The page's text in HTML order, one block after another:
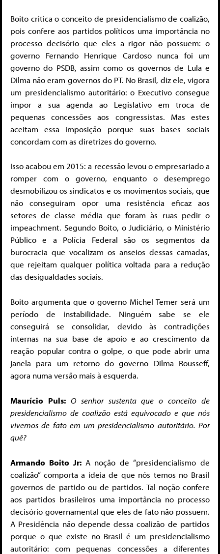
Boito critica o conceito de presidencialismo de coalizão,
pois confere aos partidos políticos uma importância no
processo decisório que eles a rigor não possuem: o
governo Fernando Henrique Cardoso nunca foi um
governo do PSDB, assim como os governos de Lula e
Dilma não eram governos do PT. No Brasil, diz ele, vigora
um presidencialismo autoritário: o Executivo consegue
impor a sua agenda ao Legislativo em troca de
pequenas concessões aos congressistas. Mas estes
aceitam essa imposição porque suas bases sociais
concordam com as diretrizes do governo.
Isso acabou em 2015: a recessão levou o empresariado a
romper com o governo, enquanto o desemprego
desmobilizou os sindicatos e os movimentos sociais, que
não conseguiram opor uma resistência eficaz aos
setores de classe média que foram às ruas pedir o
impeachment. Segundo Boito, o Judiciário, o Ministério
Público e a Polícia Federal são os segmentos da
burocracia que vocalizam os anseios dessas camadas,
que rejeitam qualquer política voltada para a redução
das desigualdades sociais.
Boito argumenta que o governo Michel Temer será um
período de instabilidade. Ninguém sabe se ele
conseguirá se consolidar, devido às contradições
internas na sua base de apoio e ao crescimento da
reação popular contra o golpe, o que pode abrir uma
janela para um retorno do governo Dilma Rousseff,
agora numa versão mais à esquerda.
Maurício Puls: O senhor sustenta que o conceito de
presidencialismo de coalizão está equivocado e que nós
vivemos de fato em um presidencialismo autoritário. Por
quê?
Armando Boito Jr: A noção de “presidencialismo de
coalizão” comporta a ideia de que nós temos no Brasil
governos de partido ou de partidos. Tal noção confere
aos partidos brasileiros uma importância no processo
decisório governamental que eles de fato não possuem.
A Presidência não depende dessa coalizão de partidos
porque o que existe no Brasil é um presidencialismo
autoritário: com pequenas concessões a diferentes